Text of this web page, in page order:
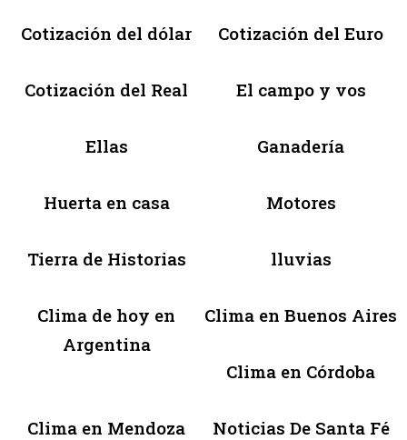
Cotización del dólar Cotización del Euro
Cotización del Real El campo y vos
Ellas Ganadería
Huerta en casa Motores
Tierra de Historias lluvias
Clima de hoy en
Argentina
Clima en Buenos Aires
Clima en Córdoba
Clima en Mendoza Noticias De Santa Fé